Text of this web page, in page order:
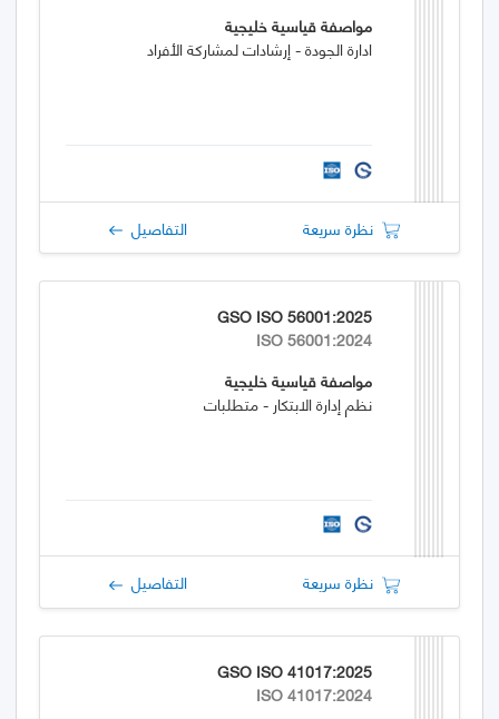
مواصفة قياسية خليجية
ادارة الجودة - إرشادات لمشاركة الأفراد
نظرة سريعة التفاصيل
GSO ISO 56001:2025
ISO 56001:2024
مواصفة قياسية خليجية
نظم إدارة الابتكار - متطلبات
نظرة سريعة التفاصيل
GSO ISO 41017:2025
ISO 41017:2024